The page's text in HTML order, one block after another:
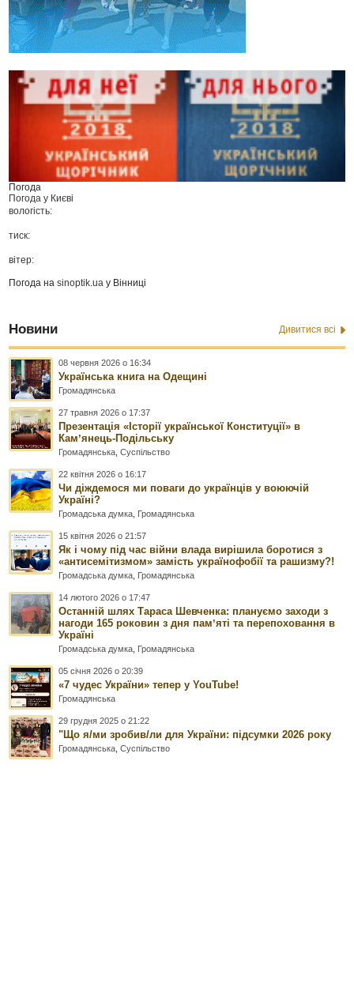
Погода
Погода у Києві
вологість:
тиск:
вітер:
Погода наsinoptik.ua у Вінниці
Новини Дивитися всі
08 червня 2026 о 16:34
Українська книга на Одещині
Громадянська
27 травня 2026 о 17:37
Презентація «Історії української Конституції» в
Камʼянець-Подільську
Громадянська ,Суспільство
22 квітня 2026 о 16:17
Чи діждемося ми поваги до українців у воюючій
Україні?
Громадська думка Громадянська
15 квітня 2026 о 21:57
Як і чому під час війни влада вирішила боротися з
«антисемітизмом» замість українофобії та рашизму?!
Громадська думка Громадянська
14 лютого 2026 о 17:47
Останній шлях Тараса Шевченка: плануємо заходи з
нагоди 165 роковин з дня памʼяті та перепоховання в
Україні
Громадська думка Громадянська
05 січня 2026 о 20:39
«7 чудес України» тепер у YouTube!
Громадянська
29 грудня 2025 о 21:22
"Що я/ми зробив/ли для України: підсумки 2026 року
Громадянська ,Суспільство